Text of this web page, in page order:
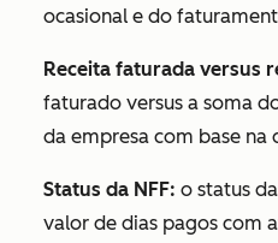
ocasional e do
Receita faturada versus
faturado versus a soma
da empresa com base na
Status da NFF: o status
valor de dias pagos com